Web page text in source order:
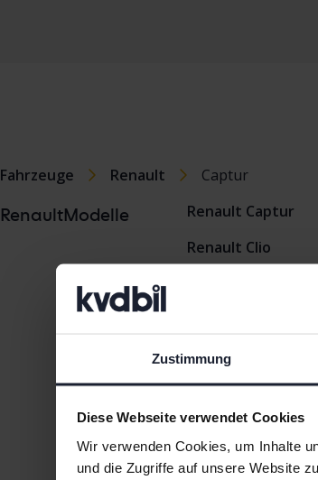
Zustimmung
Diese Webseite verwendet Cookies
Wir verwenden Cookies, um Inhalte
und die Zugriffe auf unsere Website
Fahrzeuge Renault Captur
RenaultModelle
Renault Captur
Renault Clio